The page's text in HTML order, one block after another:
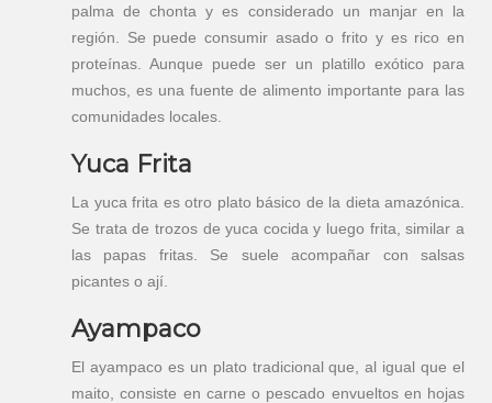
palma de chonta y es considerado un manjar en la
región. Se puede consumir asado o frito y es rico en
proteínas. Aunque puede ser un platillo exótico para
muchos, es una fuente de alimento importante para las
comunidades locales.
Yuca Frita
La yuca frita es otro plato básico de la dieta amazónica.
Se trata de trozos de yuca cocida y luego frita, similar a
las papas fritas. Se suele acompañar con salsas
picantes o ají.
Ayampaco
El ayampaco es un plato tradicional que, al igual que el
maito, consiste en carne o pescado envueltos en hojas